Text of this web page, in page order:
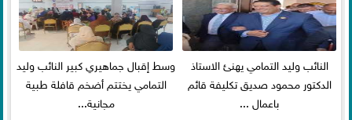
النائب وليد التمامي يهنئ الاستاذ
الدكتور محمود صديق تكليفة قائم
باعمال ...
وسط إقبال جماهيري كبير النائب وليد
التمامي يختتم أضخم قافلة طبية
مجانية...